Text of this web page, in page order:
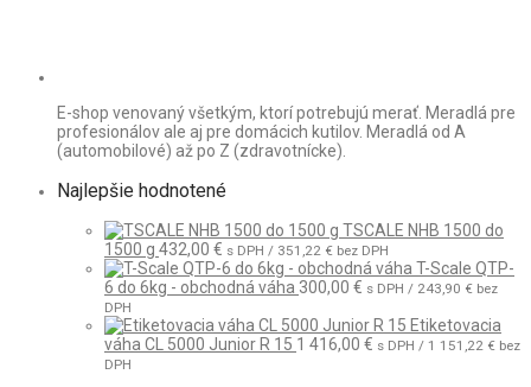
E-shop venovaný všetkým, ktorí potrebujú merať. Meradlá pre
profesionálov ale aj pre domácich kutilov. Meradlá od A
(automobilové) až po Z (zdravotnícke).
Najlepšie hodnotené
TSCALE NHB 1500 do
1500 g 432,00 € s DPH / 351,22 € bez DPH
T-Scale QTP-
6 do 6kg - obchodná váha 300,00 € s DPH / 243,90 € bez
DPH
Etiketovacia
váha CL 5000 Junior R 15 1 416,00 € s DPH / 1 151,22 € bez
DPH